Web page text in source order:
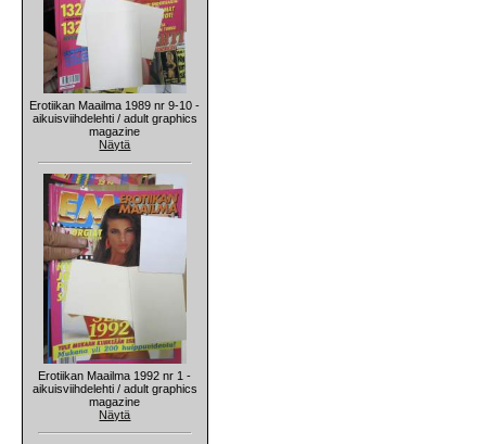
Erotiikan Maailma 1989 nr 9-10 -
aikuisviihdelehti / adult graphics
magazine
Näytä
Erotiikan Maailma 1992 nr 1 -
aikuisviihdelehti / adult graphics
magazine
Näytä